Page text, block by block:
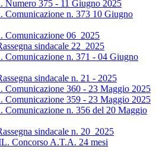
Numero 375 - 11 Giugno 2025
n. 373 10 Giugno
06_2025
sindacale 22_2025
n. 371 - 04 Giugno
sindacale n. 21 - 2025
360 - 23 Maggio 2025
359 - 23 Maggio 2025
n. 356 del 20 Maggio
sindacale n. 20_2025
Concorso A.T.A. 24 mesi